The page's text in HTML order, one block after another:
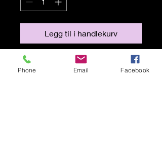
Legg til i handlekurv
Artista: Journal of Emptiness
Tecnica: Fotografia digitale, tecnica
Phone Email Facebook